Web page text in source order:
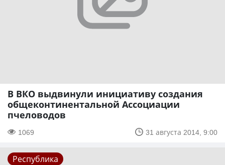
В ВКО выдвинули инициативу создания
общеконтинентальной Ассоциации
пчеловодов
1069 31 августа 2014, 9:00
Республика